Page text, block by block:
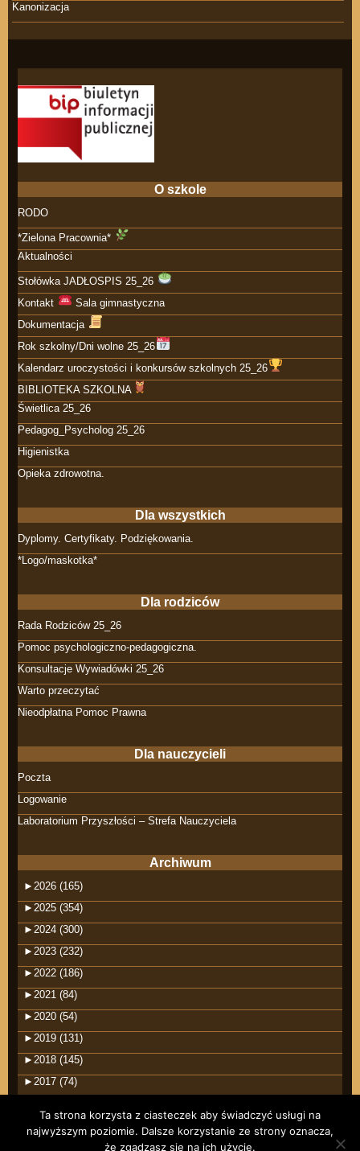
Kanonizacja
O szkole
RODO
*Zielona Pracownia*
Aktualności
Stołówka JADŁOSPIS 25_26
Kontakt
Sala gimnastyczna
Dokumentacja
Rok szkolny/Dni wolne 25_26
Kalendarz uroczystości i konkursów szkolnych 25_26
BIBLIOTEKA SZKOLNA
Świetlica 25_26
Pedagog_Psycholog 25_26
Higienistka
Opieka zdrowotna.
Dla wszystkich
Dyplomy. Certyfikaty. Podziękowania.
*Logo/maskotka*
Dla rodziców
Rada Rodziców 25_26
Pomoc psychologiczno-pedagogiczna.
Konsultacje Wywiadówki 25_26
Warto przeczytać
Nieodpłatna Pomoc Prawna
Dla nauczycieli
Poczta
Logowanie
Laboratorium Przyszłości – Strefa Nauczyciela
Archiwum
► 2026 (165)
► 2025 (354)
► 2024 (300)
► 2023 (232)
► 2022 (186)
► 2021 (84)
► 2020 (54)
► 2019 (131)
► 2018 (145)
► 2017 (74)
Ta strona korzysta z ciasteczek aby świadczyć usługi na
najwyższym poziomie. Dalsze korzystanie ze strony oznacza,
że zgadzasz się na ich użycie.